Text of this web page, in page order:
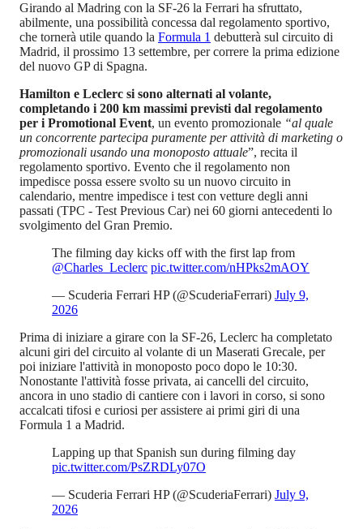
Girando al Madring con la SF-26 la Ferrari ha sfruttato,
abilmente, una possibilità concessa dal regolamento sportivo,
che tornerà utile quando la Formula 1 debutterà sul circuito di
Madrid, il prossimo 13 settembre, per correre la prima edizione
del nuovo GP di Spagna.
Hamilton e Leclerc si sono alternati al volante,
completando i 200 km massimi previsti dal regolamento
per i Promotional Event, un evento promozionale “al quale
un concorrente partecipa puramente per attività di marketing o
promozionali usando una monoposto attuale”, recita il
regolamento sportivo. Evento che il regolamento non
impedisce possa essere svolto su un nuovo circuito in
calendario, mentre impedisce i test con vetture degli anni
passati (TPC - Test Previous Car) nei 60 giorni antecedenti lo
svolgimento del Gran Premio.
The filming day kicks off with the first lap from
@Charles_Leclerc pic.twitter.com/nHPks2mAOY
— Scuderia Ferrari HP (@ScuderiaFerrari) July 9,
2026
Prima di iniziare a girare con la SF-26, Leclerc ha completato
alcuni giri del circuito al volante di un Maserati Grecale, per
poi iniziare l'attività in monoposto poco dopo le 10:30.
Nonostante l'attività fosse privata, ai cancelli del circuito,
ancora in uno stadio di cantiere con i lavori in corso, si sono
accalcati tifosi e curiosi per assistere ai primi giri di una
Formula 1 a Madrid.
Lapping up that Spanish sun during filming day
pic.twitter.com/PsZRDLy07O
— Scuderia Ferrari HP (@ScuderiaFerrari) July 9,
2026